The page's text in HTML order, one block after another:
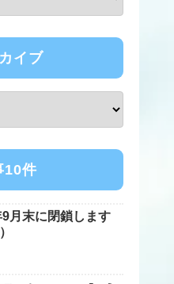
イブ
10件
月末に閉鎖します